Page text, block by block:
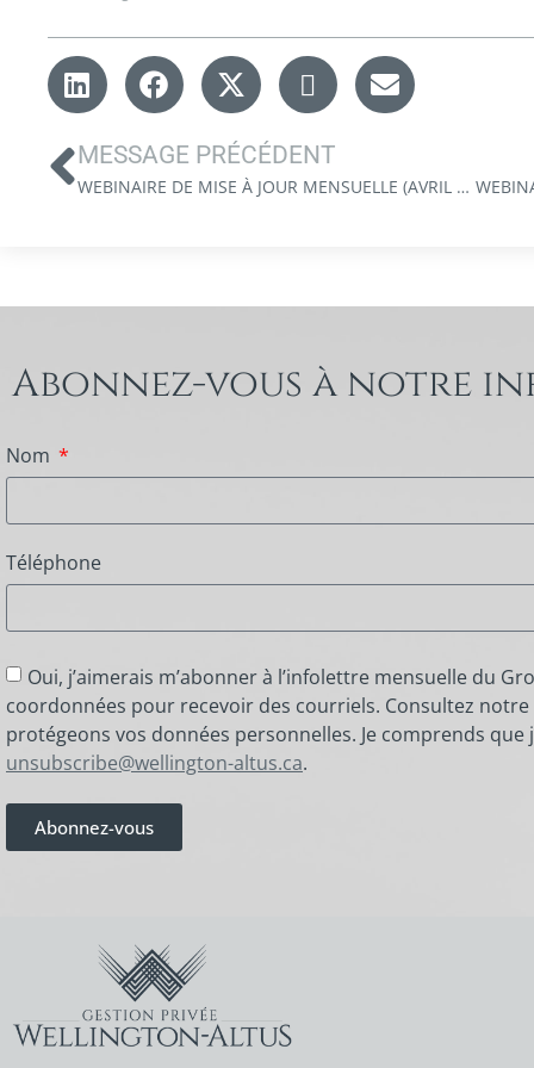
MESSAGE PRÉCÉDENT
WEBINAIRE DE MISE À JOUR MENSUELLE (AVRIL 2026)
Abonnez-vous à notre
Nom
Téléphone
Oui, j’aimerais m’abonner à l’infolettre mensuelle du
coordonnées pour recevoir des courriels. Consultez notre
protégeons vos données personnelles. Je comprends
unsubscribe@wellington-altus.ca.
Abonnez-vous